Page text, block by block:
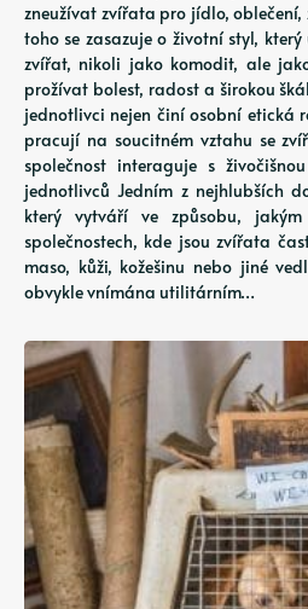
zneužívat zvířata pro jídlo,
toho se zasazuje o životní styl,
zvířat, nikoli jako komodit, ale
prožívat bolest, radost a širokou
jednotlivci nejen činí osobní etická
pracují na soucitném vztahu se
společnost interaguje s
jednotlivců Jedním z nejhlubších
který vytváří ve způsobu,
společnostech, kde jsou zvířata
maso, kůži, kožešinu nebo jiné
obvykle vnímána utilitárním…